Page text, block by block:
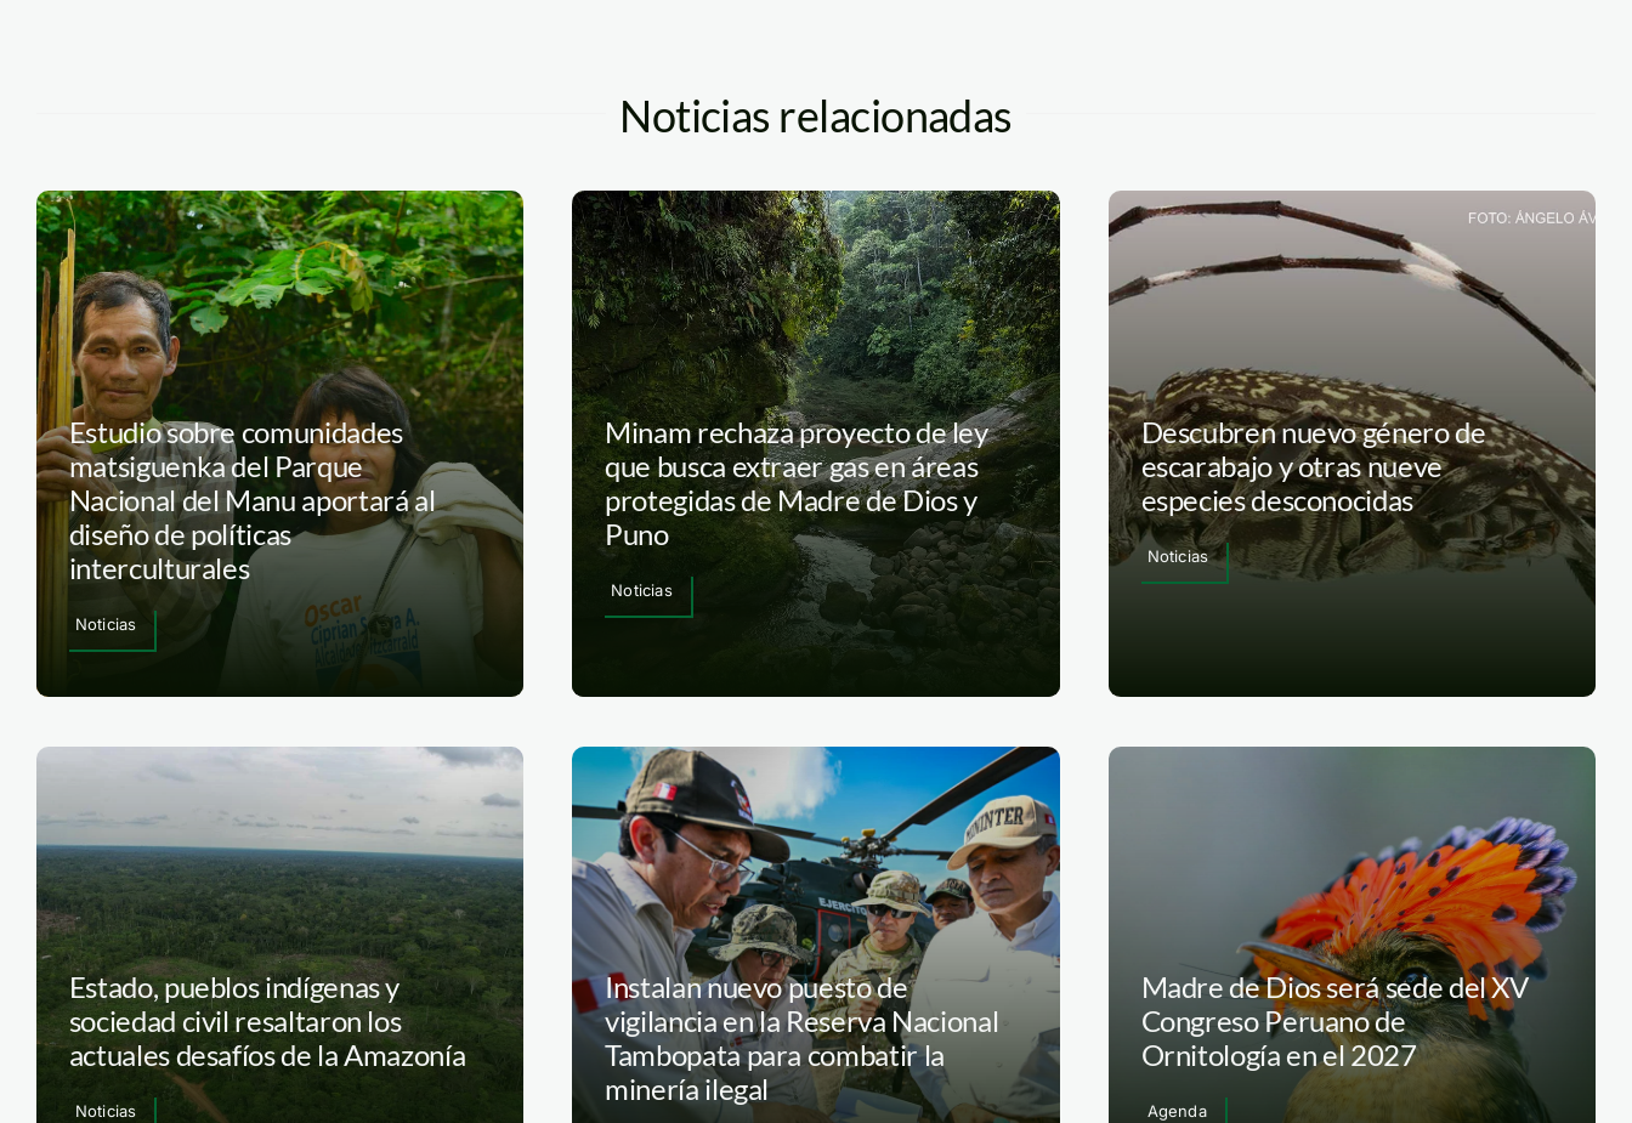
Noticias relacionadas
Estudio sobre comunidades
matsiguenka del Parque
Nacional del Manu aportará al
diseño de políticas
interculturales
Noticias
Minam rechaza proyecto de ley
que busca extraer gas en áreas
protegidas de Madre de Dios y
Puno
Noticias
Descubren nuevo género de
escarabajo y otras nueve
especies desconocidas
Noticias
Estado, pueblos indígenas y
sociedad civil resaltaron los
actuales desafíos de la Amazonía
Noticias
Instalan nuevo puesto de
vigilancia en la Reserva Nacional
Tambopata para combatir la
minería ilegal
Madre de Dios será sede del XV
Congreso Peruano de
Ornitología en el 2027
Agenda